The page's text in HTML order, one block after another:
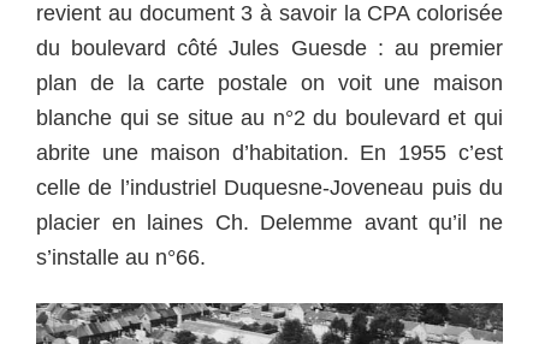
revient au document 3 à savoir la CPA colorisée
du boulevard côté Jules Guesde : au premier
plan de la carte postale on voit une maison
blanche qui se situe au n°2 du boulevard et qui
abrite une maison d’habitation. En 1955 c’est
celle de l’industriel Duquesne-Joveneau puis du
placier en laines Ch. Delemme avant qu’il ne
s’installe au n°66.